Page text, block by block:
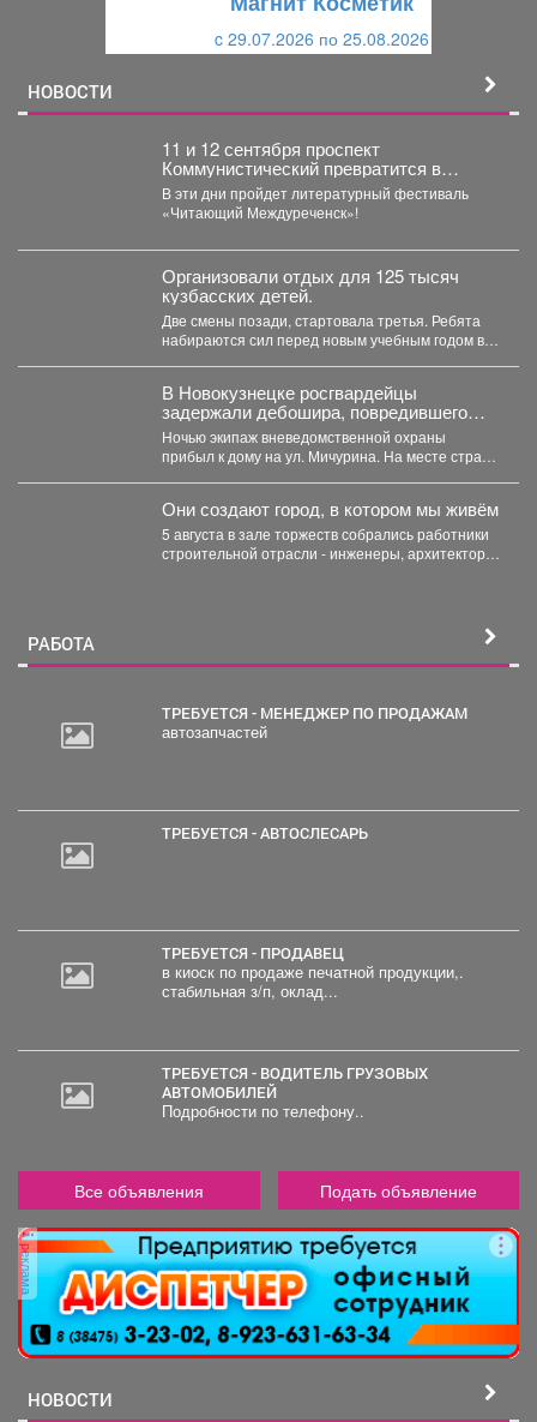
c 29.07.2026 по 25.08.2026
НОВОСТИ
11 и 12 сентября проспект
Коммунистический превратится в
огромную литературную сцену под
открытым небом.
В эти дни пройдет литературный фестиваль
«Читающий Междуреченск»!
Организовали отдых для 125 тысяч
кузбасских детей.
Две смены позади, стартовала третья. Ребята
набираются сил перед новым учебным годом в
В Новокузнецке росгвардейцы
задержали дебошира, повредившего
окно и дверь квартиры сожительницы
Ночью экипаж вневедомственной охраны
прибыл к дому на ул. Мичурина. На месте стражи
Они создают город, в котором мы живём
5 августа в зале торжеств собрались работники
строительной отрасли - инженеры, архитекторы,
РАБОТА
ТРЕБУЕТСЯ - МЕНЕДЖЕР ПО ПРОДАЖАМ
автозапчастей
ТРЕБУЕТСЯ - АВТОСЛЕСАРЬ
ТРЕБУЕТСЯ - ПРОДАВЕЦ
в киоск по продаже печатной продукции,.
стабильная з/п, оклад...
ТРЕБУЕТСЯ - ВОДИТЕЛЬ ГРУЗОВЫХ
АВТОМОБИЛЕЙ
Подробности по телефону..
Все объявления Подать объявление
реклама
НОВОСТИ